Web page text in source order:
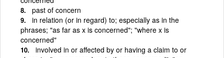
past of concern
in relation (or in regard) to; especially as in the
phrases; "as far as x is concerned"; "where x is
concerned"
involved in or affected by or having a claim to or